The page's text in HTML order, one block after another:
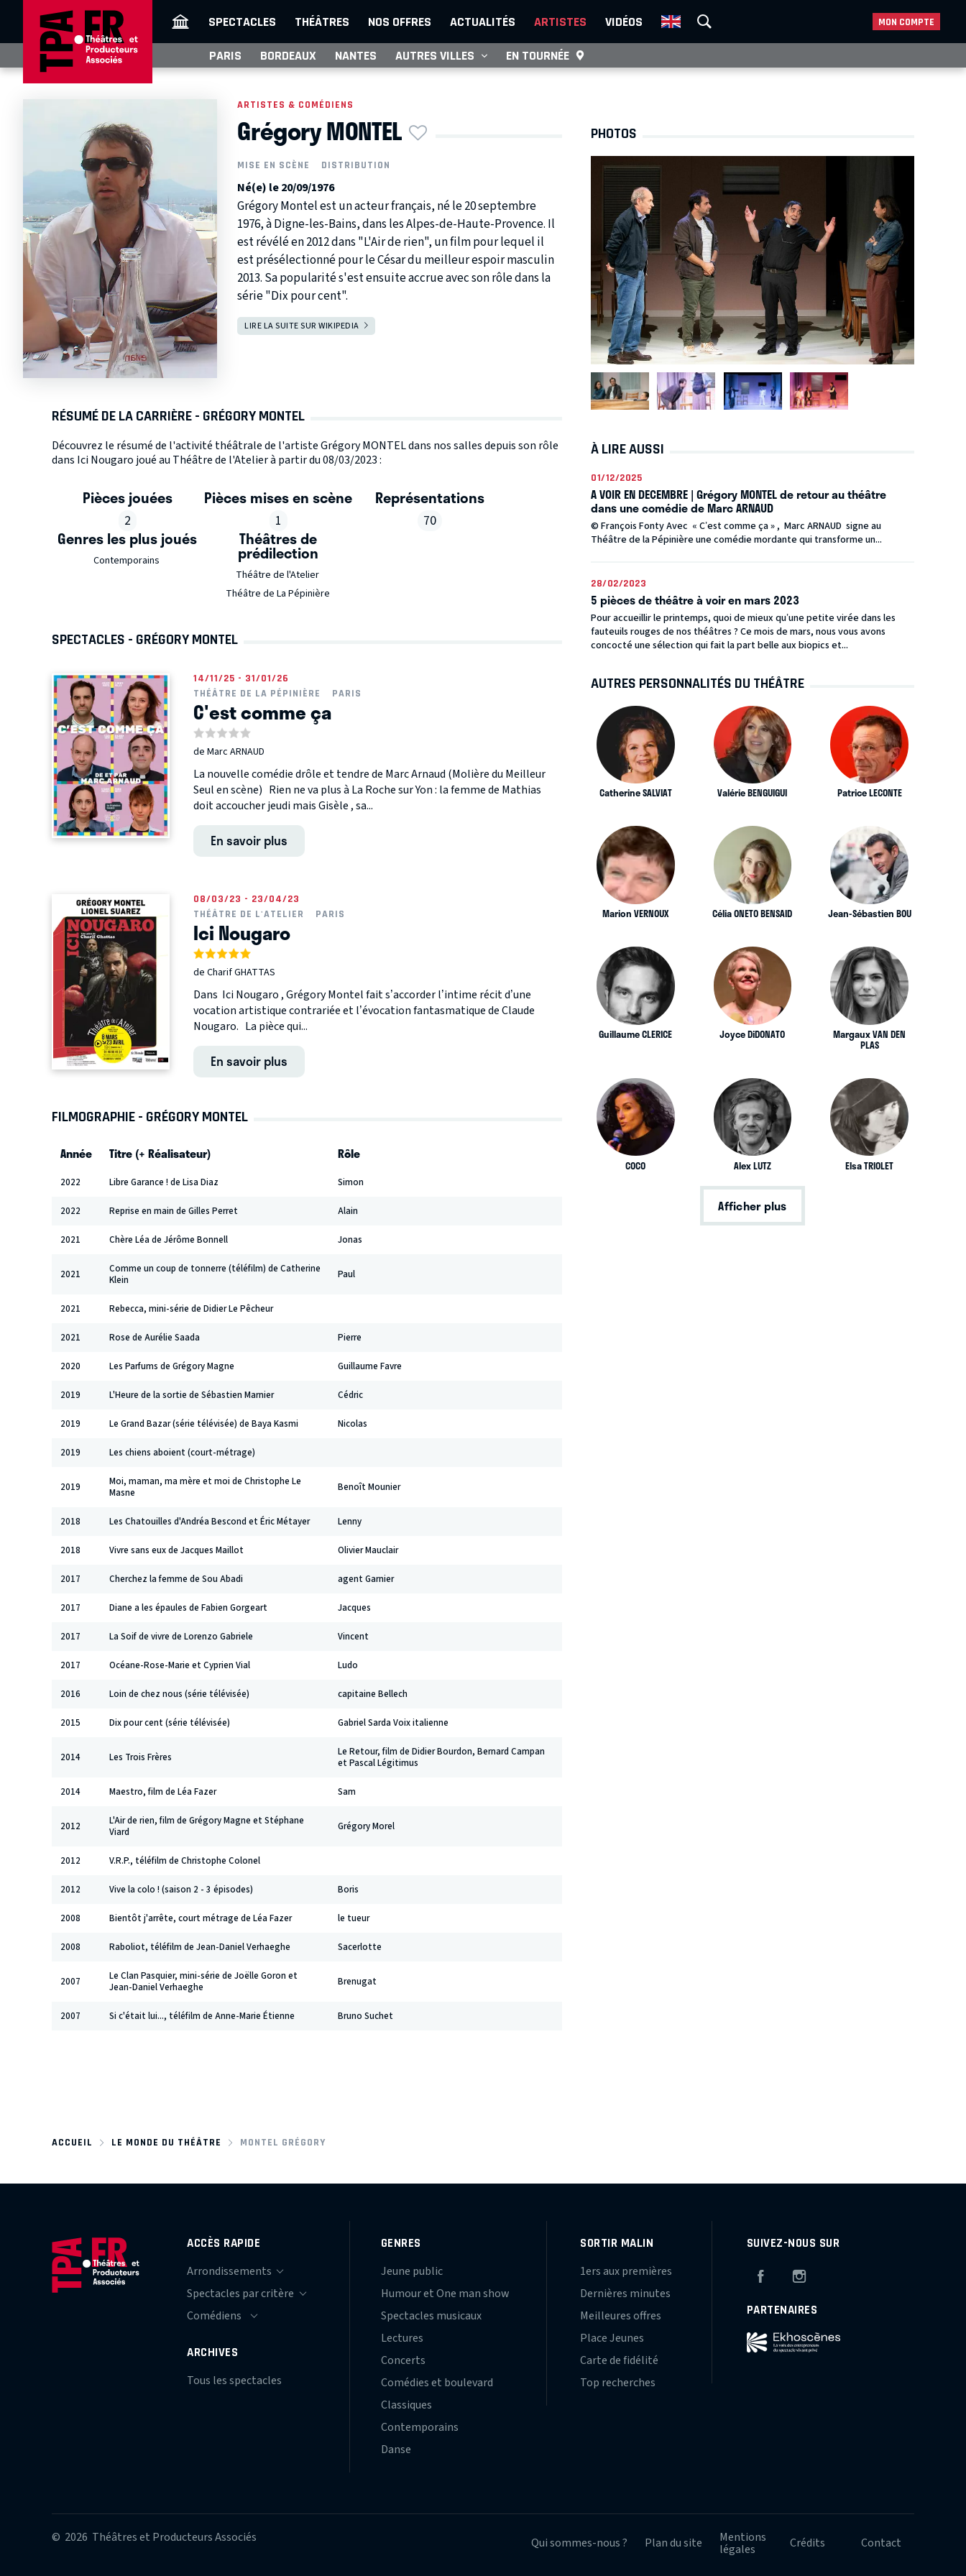
SPECTACLES THÉÂTRES NOS OFFRES ACTUALITÉS ARTISTES VIDÉOS MON COMPTE
PARIS BORDEAUX NANTES AUTRES VILLES EN TOURNÉE
ARTISTES & COMÉDIENS
Grégory MONTEL
MISE EN SCÈNE DISTRIBUTION
Né(e) le 20/09/1976
Grégory Montel est un acteur français, né le 20 septembre
1976, à Digne-les-Bains, dans les Alpes-de-Haute-Provence. Il
est révélé en 2012 dans "L'Air de rien", un film pour lequel il
est présélectionné pour le César du meilleur espoir masculin
2013. Sa popularité s'est ensuite accrue avec son rôle dans la
série "Dix pour cent".
LIRE LA SUITE SUR WIKIPEDIA
RÉSUMÉ DE LA CARRIÈRE - GRÉGORY MONTEL
Découvrez le résumé de l'activité théâtrale de l'artiste Grégory MONTEL dans nos salles depuis son rôle
dans Ici Nougaro joué au Théâtre de l'Atelier à partir du 08/03/2023 :
Pièces jouées
2
Pièces mises en scène
1
Représentations
70
Genres les plus joués
Contemporains
Théâtres de
prédilection
Théâtre de l'Atelier
Théâtre de La Pépinière
SPECTACLES - GRÉGORY MONTEL
14/11/25 - 31/01/26
THÉÂTRE DE LA PÉPINIÈRE
PARIS
C'est comme ça
de Marc ARNAUD
La nouvelle comédie drôle et tendre de Marc Arnaud (Molière du Meilleur
Seul en scène) Rien ne va plus à La Roche sur Yon : la femme de Mathias
doit accoucher jeudi mais Gisèle , sa...
En savoir plus
08/03/23 - 23/04/23
THÉÂTRE DE L'ATELIER
PARIS
Ici Nougaro
de Charif GHATTAS
Dans Ici Nougaro , Grégory Montel fait s’accorder l’intime récit d’une
vocation artistique contrariée et l’évocation fantasmatique de Claude
Nougaro. La pièce qui...
En savoir plus
FILMOGRAPHIE - GRÉGORY MONTEL
Année Titre (+ Réalisateur) Rôle
2022 Libre Garance ! de Lisa Diaz Simon
2022 Reprise en main de Gilles Perret Alain
2021 Chère Léa de Jérôme Bonnell Jonas
2021
Comme un coup de tonnerre (téléfilm) de Catherine
Klein
Paul
2021 Rebecca, mini-série de Didier Le Pêcheur
2021 Rose de Aurélie Saada Pierre
2020 Les Parfums de Grégory Magne Guillaume Favre
2019 L'Heure de la sortie de Sébastien Marnier Cédric
2019 Le Grand Bazar (série télévisée) de Baya Kasmi Nicolas
2019 Les chiens aboient (court-métrage)
2019
Moi, maman, ma mère et moi de Christophe Le
Masne
Benoît Mounier
2018 Les Chatouilles d'Andréa Bescond et Éric Métayer Lenny
2018 Vivre sans eux de Jacques Maillot Olivier Mauclair
2017 Cherchez la femme de Sou Abadi agent Garnier
2017 Diane a les épaules de Fabien Gorgeart Jacques
2017 La Soif de vivre de Lorenzo Gabriele Vincent
2017 Océane-Rose-Marie et Cyprien Vial Ludo
2016 Loin de chez nous (série télévisée) capitaine Bellech
2015 Dix pour cent (série télévisée) Gabriel Sarda Voix italienne
2014 Les Trois Frères
Le Retour, film de Didier Bourdon, Bernard Campan
et Pascal Légitimus
2014 Maestro, film de Léa Fazer Sam
2012
L'Air de rien, film de Grégory Magne et Stéphane
Viard
Grégory Morel
2012 V.R.P., téléfilm de Christophe Colonel
2012 Vive la colo ! (saison 2 - 3 épisodes) Boris
2008 Bientôt j'arrête, court métrage de Léa Fazer le tueur
2008 Raboliot, téléfilm de Jean-Daniel Verhaeghe Sacerlotte
2007
Le Clan Pasquier, mini-série de Joëlle Goron et
Jean-Daniel Verhaeghe
Brenugat
2007 Si c'était lui..., téléfilm de Anne-Marie Étienne Bruno Suchet
PHOTOS
À LIRE AUSSI
01/12/2025
A VOIR EN DECEMBRE | Grégory MONTEL de retour au théâtre
dans une comédie de Marc ARNAUD
© François Fonty Avec « C’est comme ça » , Marc ARNAUD signe au
Théâtre de la Pépinière une comédie mordante qui transforme un...
28/02/2023
5 pièces de théâtre à voir en mars 2023
Pour accueillir le printemps, quoi de mieux qu’une petite virée dans les
fauteuils rouges de nos théâtres ? Ce mois de mars, nous vous avons
concocté une sélection qui fait la part belle aux biopics et...
AUTRES PERSONNALITÉS DU THÉÂTRE
Catherine SALVIAT Valérie BENGUIGUI Patrice LECONTE
Marion VERNOUX Célia ONETO BENSAID Jean-Sébastien BOU
Guillaume CLERICE Joyce DiDONATO Margaux VAN DEN
PLAS
COCO Alex LUTZ Elsa TRIOLET
Afficher plus
ACCUEIL LE MONDE DU THÉÂTRE MONTEL GRÉGORY
ACCÈS RAPIDE
ARCHIVES
Tous les spectacles
GENRES
Jeune public
Humour et One man show
Spectacles musicaux
Lectures
Concerts
Comédies et boulevard
Classiques
Contemporains
Danse
SORTIR MALIN
1ers aux premières
Dernières minutes
Meilleures offres
Place Jeunes
Carte de fidélité
Top recherches
SUIVEZ-NOUS SUR
Facebook
PARTENAIRES
© 2026 Théâtres et Producteurs Associés Qui sommes-nous ? Plan du site Mentions
légales Crédits Contact